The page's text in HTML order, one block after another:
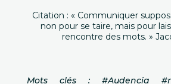
Citation : « Communiquer
non pour se taire, mais pour
rencontre des mots. »
Mots clés : #Audencia